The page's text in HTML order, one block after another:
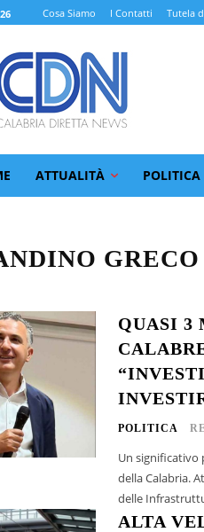
Cosa Siamo I Contatti Tutela
ATTUALITÀ POLITICA
GRECO
QUASI 3
POLITICA
Un significativo
della Calabria.
delle
ALTA